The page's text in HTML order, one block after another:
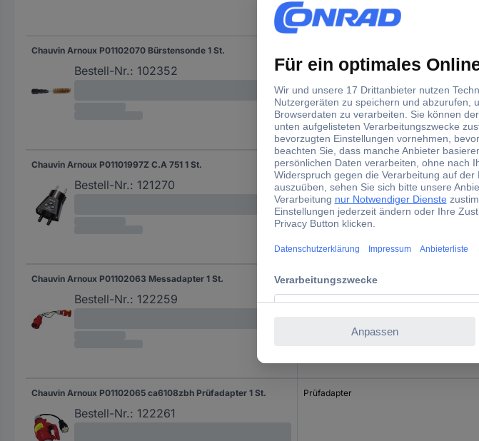
Produkt-Art
Chauvin Arnoux P01102070 Bürstensonde 1 St.
Bestell-Nr.: 102352
Chauvin Arnoux P01101997Z C.A 751 1 St.
Bestell-Nr.: 121270
Chauvin Arnoux P01102063 Messadapter 1 St.
Bestell-Nr.: 122259
Messadapter
Chauvin Arnoux P01102065 ca6108zbh Prüfadapter 1 St.
Bestell-Nr.: 122261
Prüfadapter